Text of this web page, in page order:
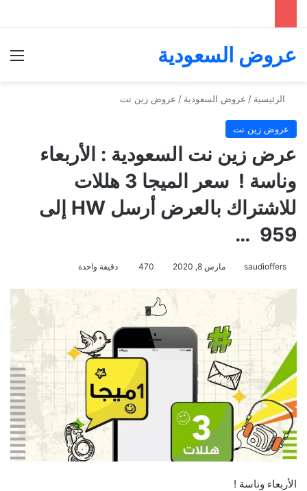
عروض السعودية
الرئيسية / عروض السعودية / عروض زين نت
عروض زين نت
عرض زين نت السعودية : الأربعاء
وناسة ! ‏ سعر الميجا 3 هللات
للاشتراك بالعرض أرسل HW إلى
959 ‏⁧‫ …
saudioffers مارس 8, 2020 470 دقيقة واحدة
الأربعاء وناسة ! ‏